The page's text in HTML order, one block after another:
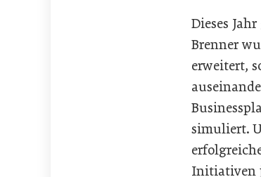
Dieses
Brenner
erweitert,
simuliert.
Initiativen